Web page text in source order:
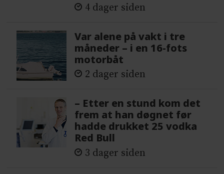
4 dager siden
Var alene på vakt i tre
måneder – i en 16-fots
motorbåt
2 dager siden
– Etter en stund kom det
frem at han døgnet før
hadde drukket 25 vodka
Red Bull
3 dager siden